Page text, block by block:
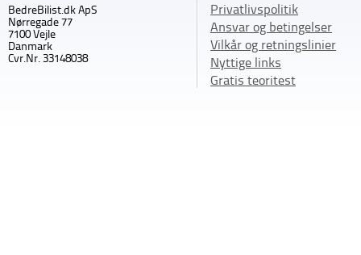
BedreBilist.dk ApS
Nørregade 77
7100 Vejle
Danmark
Cvr.Nr. 33148038
Privatlivspolitik
Ansvar og betingelser
Vilkår og retningslinier
Nyttige links
Gratis teoritest